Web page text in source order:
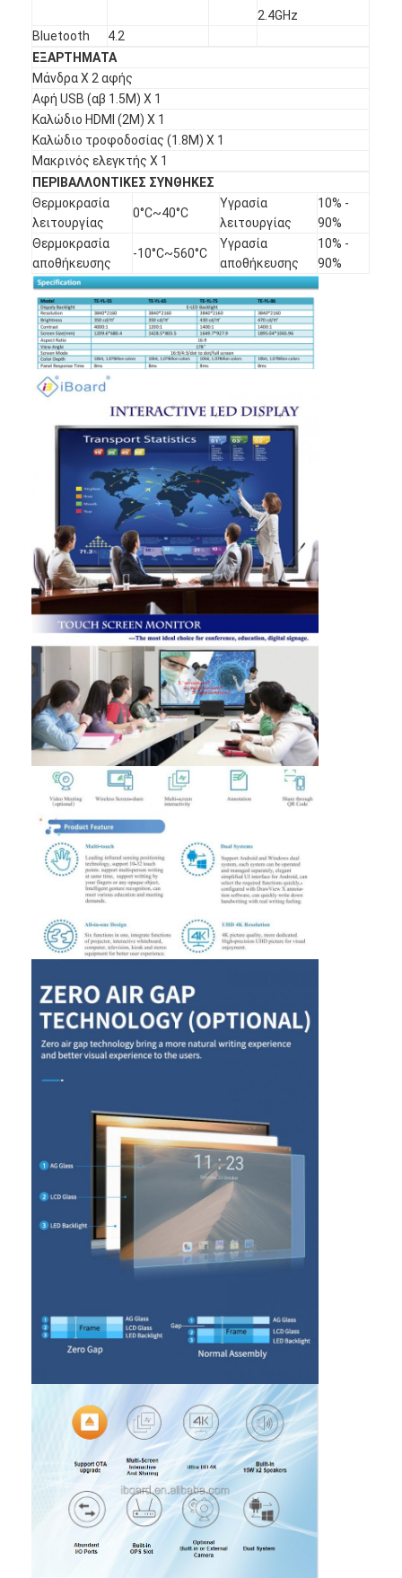
2.4GHz
Bluetooth
4.2
ΕΞΑΡΤΗΜΑΤΑ
Μάνδρα Χ 2 αφής
Αφή USB (αβ 1.5M) Χ 1
Καλώδιο HDMI (2M) Χ 1
Καλώδιο τροφοδοσίας (1.8M) Χ 1
Μακρινός ελεγκτής Χ 1
ΠΕΡΙΒΑΛΛΟΝΤΙΚΕΣ ΣΥΝΘΗΚΕΣ
Θερμοκρασία
λειτουργίας
0°C~40°C
Υγρασία
λειτουργίας
10% -
90%
Θερμοκρασία
αποθήκευσης
-10°C~560°C
Υγρασία
αποθήκευσης
10% -
90%